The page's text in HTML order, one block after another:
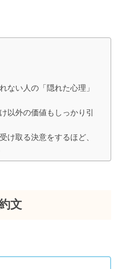
ない人の「隠れた心理」
以外の価値もしっかり引
け取る決意をするほど、
文